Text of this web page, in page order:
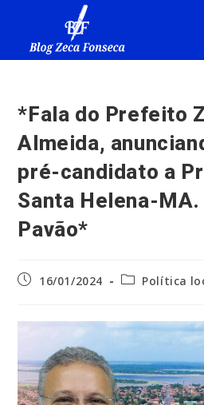
*Fala do Prefeito
Almeida,
pré-candidato a
Santa Helena-
Pavão*
Post16/01/2024
Categoria
Política